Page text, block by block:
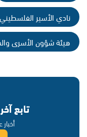
نادي الأسير الفلسطيني
هيئة شؤون الأسرى
تابع